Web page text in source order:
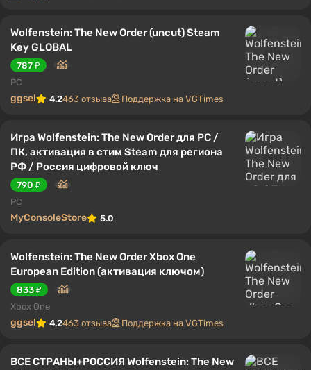
Wolfenstein: The New Order (uncut) Steam
Key GLOBAL
787 ₽
PC
ggsel 4.2463 отзыва Поддержка на VGTimes
Игра Wolfenstein: The New Order для PC /
ПК, активация в стим Steam для региона
РФ / Россия цифровой ключ
790 ₽
PC
MyConsoleStore 5.0
Wolfenstein: The New Order Xbox One
European Edition (активация ключом)
833 ₽
Xbox One
ggsel 4.2463 отзыва Поддержка на VGTimes
ВСЕ СТРАНЫ+РОССИЯ Wolfenstein: The New